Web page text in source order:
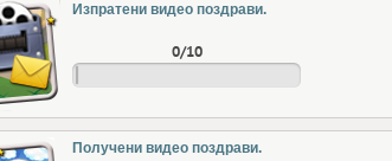
Изпратени видео поздрави.
0/10
Получени видео поздрави.